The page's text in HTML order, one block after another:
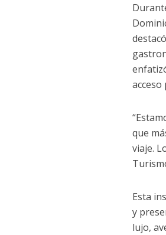
que
viaje.
Esta
y
lujo,